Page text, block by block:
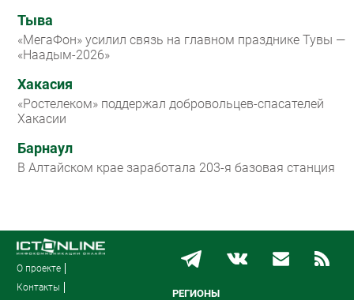
Тыва
«МегаФон» усилил связь на главном празднике Тувы —
«Наадым-2026»
Хакасия
«Ростелеком» поддержал добровольцев-спасателей
Хакасии
Барнаул
В Алтайском крае заработала 203-я базовая станция
О проекте
Контакты
РЕГИОНЫ